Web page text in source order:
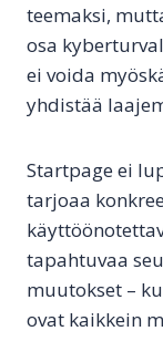
teemaksi,
osa
ei voida
yhdistää
Startpage ei
tarjoaa
tapahtuvaa
muutokset –
ovat kaikkein